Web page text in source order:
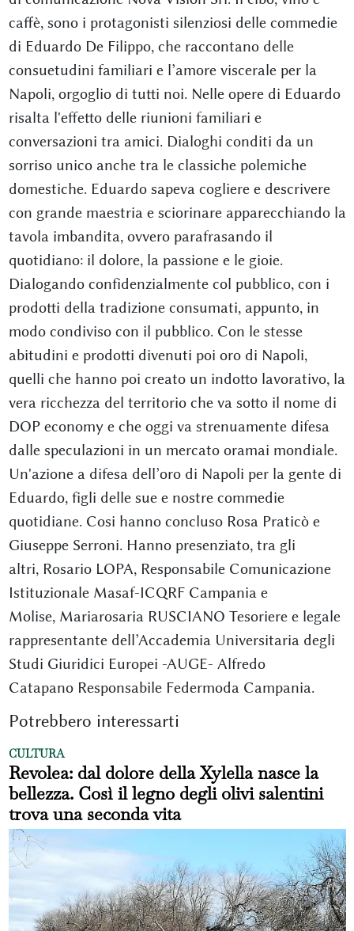
Potrebbero interessarti
CULTURA
Revolea: dal dolore della Xylella nasce la
bellezza. Così il legno degli olivi salentini
trova una seconda vita